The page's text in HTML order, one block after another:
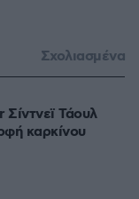
Σχολιασμένα
Τάουλ
καρκίνου